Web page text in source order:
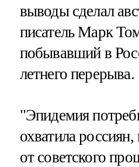
выводы сделал
писатель Марк
побывавший в
летнего перерыва.
"Эпидемия
охватила
от советского